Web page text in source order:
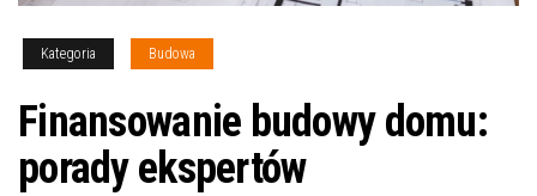
Kategoria Budowa
Finansowanie budowy domu:
porady ekspertów